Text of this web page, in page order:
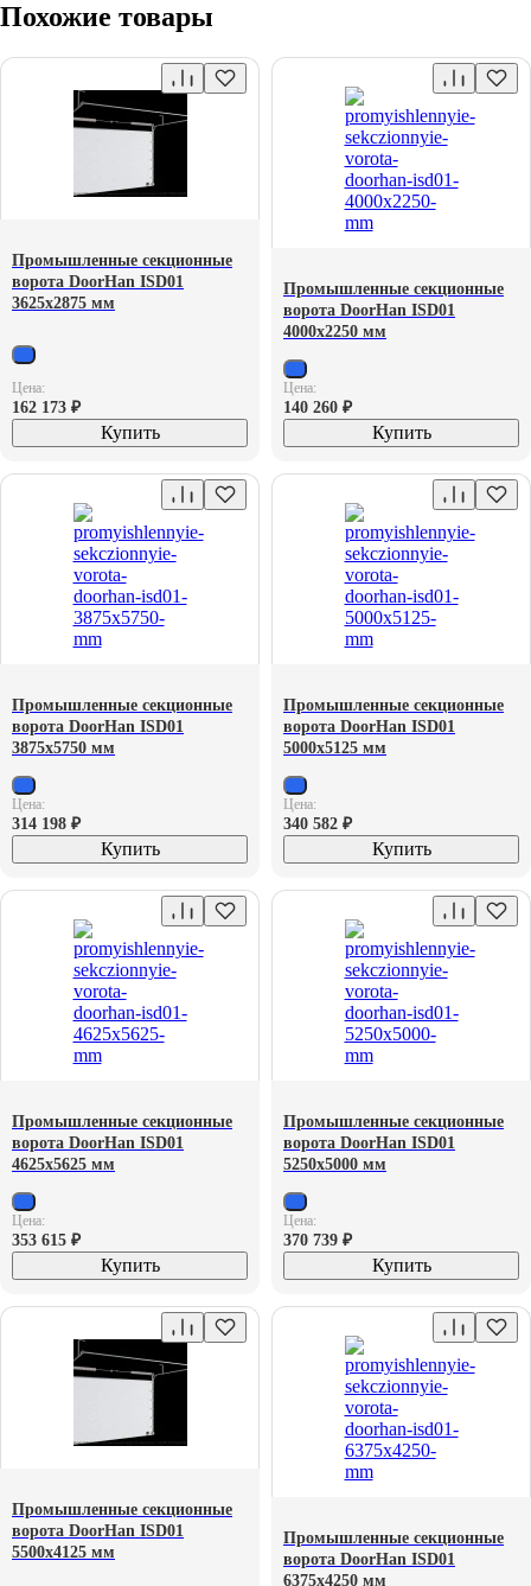
Похожие товары
Промышленные секционные
ворота DoorHan ISD01
3625х2875 мм
Цена:
162 173 ₽
Купить
Промышленные секционные
ворота DoorHan ISD01
4000х2250 мм
Цена:
140 260 ₽
Купить
Промышленные секционные
ворота DoorHan ISD01
3875х5750 мм
Цена:
314 198 ₽
Купить
Промышленные секционные
ворота DoorHan ISD01
5000х5125 мм
Цена:
340 582 ₽
Купить
Промышленные секционные
ворота DoorHan ISD01
4625х5625 мм
Цена:
353 615 ₽
Купить
Промышленные секционные
ворота DoorHan ISD01
5250х5000 мм
Цена:
370 739 ₽
Купить
Промышленные секционные
ворота DoorHan ISD01
5500х4125 мм
Промышленные секционные
ворота DoorHan ISD01
6375х4250 мм